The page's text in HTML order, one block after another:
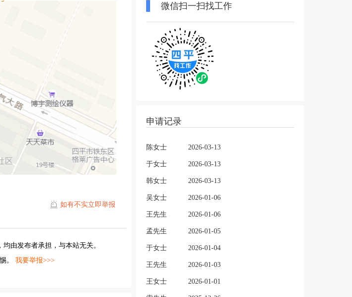
如有不实立即举报
由发布者承担，与本站无关。
。 我要举报>>>
微信扫一扫找工作
申请记录
陈女士 2026-03-13
于女士 2026-03-13
韩女士 2026-03-13
吴女士 2026-01-06
王先生 2026-01-06
孟先生 2026-01-05
于女士 2026-01-04
王先生 2026-01-03
王女士 2026-01-01